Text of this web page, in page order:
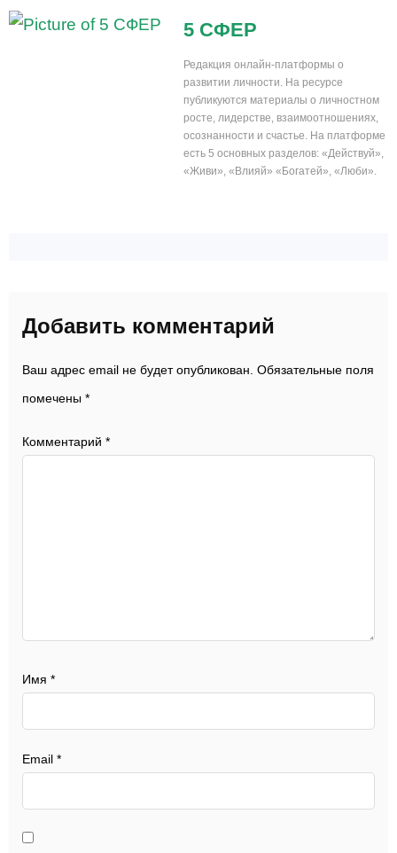
5 СФЕР
Редакция онлайн-платформы о
развитии личности. На ресурсе
публикуются материалы о личностном
росте, лидерстве, взаимоотношениях,
осознанности и счастье. На платформе
есть 5 основных разделов: «Действуй»,
«Живи», «Влияй» «Богатей», «Люби».
Добавить комментарий
Ваш адрес email не будет опубликован. Обязательные поля
помечены *
Комментарий *
Имя *
Email *